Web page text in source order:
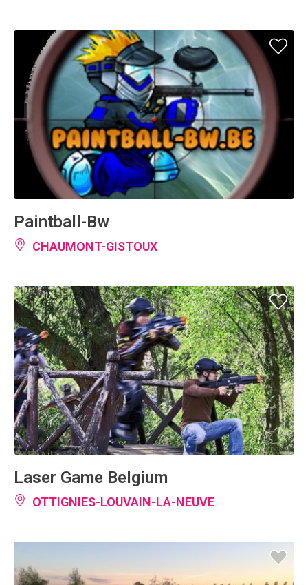
Paintball-Bw
CHAUMONT-GISTOUX
Laser Game Belgium
OTTIGNIES-LOUVAIN-LA-NEUVE